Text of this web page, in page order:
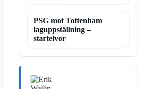
PSG mot Tottenham
laguppställning –
startelvor